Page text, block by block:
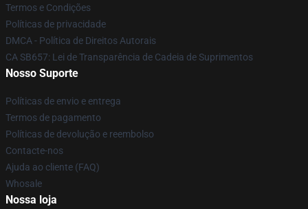
Termos e Condições
Políticas de privacidade
DMCA - Política de Direitos Autorais
CA SB657: Lei de Transparência de Cadeia de Suprimentos
Nosso Suporte
Políticas de envio e entrega
Termos de pagamento
Políticas de devolução e reembolso
Contacte-nos
Ajuda ao cliente (FAQ)
Whosale
Nossa loja